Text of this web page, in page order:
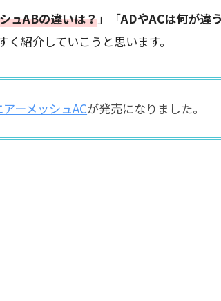
ュABの違いは？」「ADやACは何が違
紹介していこうと思います。
ーメッシュACが発売になりました。